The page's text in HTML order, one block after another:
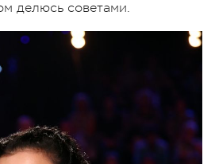
делюсь советами.